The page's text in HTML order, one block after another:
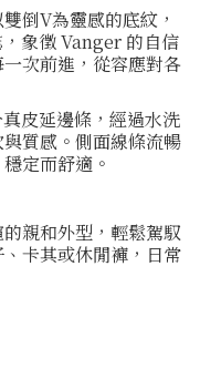
倒V為靈感的底紋，
象徵 Vanger 的自信
次前進，從容應對各
皮延邊條，經過水洗
質感。側面線條流暢
定而舒適。
親和外型，輕鬆駕馭
卡其或休閒褲，日常